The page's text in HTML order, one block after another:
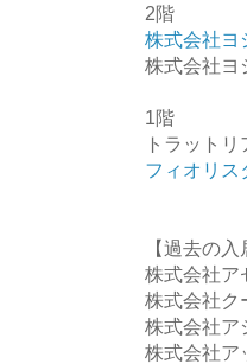
2階
株式会社ヨ
株式会社ヨ
1階
トラット
フィオリス
【過去の入
株式会社ア
株式会社ク
株式会社ア
株式会社ア